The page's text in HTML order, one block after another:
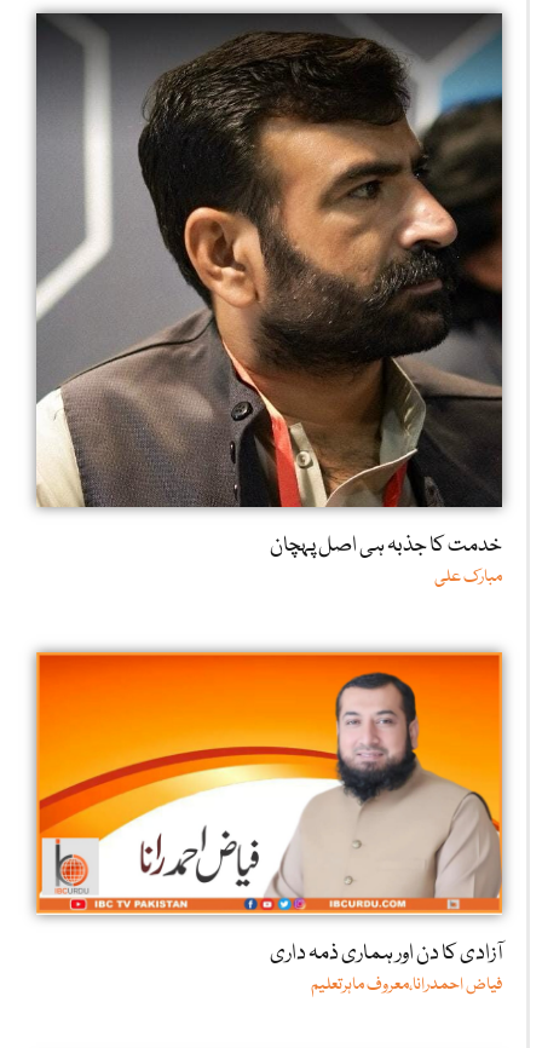
خدمت کا جذبہ ہی اصل پہچان
مبارک علی
آزادی کا دن اور ہماری ذمہ داری
فیاض احمدرانا،معروف ماہرتعلیم